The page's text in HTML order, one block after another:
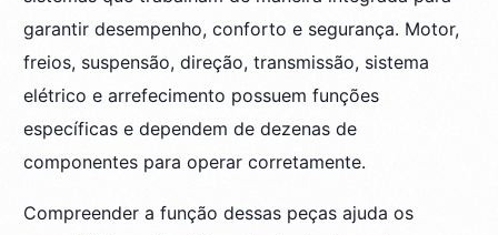
garantir desempenho, conforto e segurança. Motor,
freios, suspensão, direção, transmissão, sistema
elétrico e arrefecimento possuem funções
específicas e dependem de dezenas de
componentes para operar corretamente.
Compreender a função dessas peças ajuda os